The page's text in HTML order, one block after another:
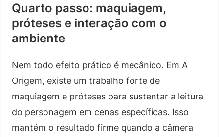
Quarto passo: maquiagem,
próteses e interação com o
ambiente
Nem todo efeito prático é mecânico. Em A
Origem, existe um trabalho forte de
maquiagem e próteses para sustentar a leitura
do personagem em cenas específicas. Isso
mantém o resultado firme quando a câmera